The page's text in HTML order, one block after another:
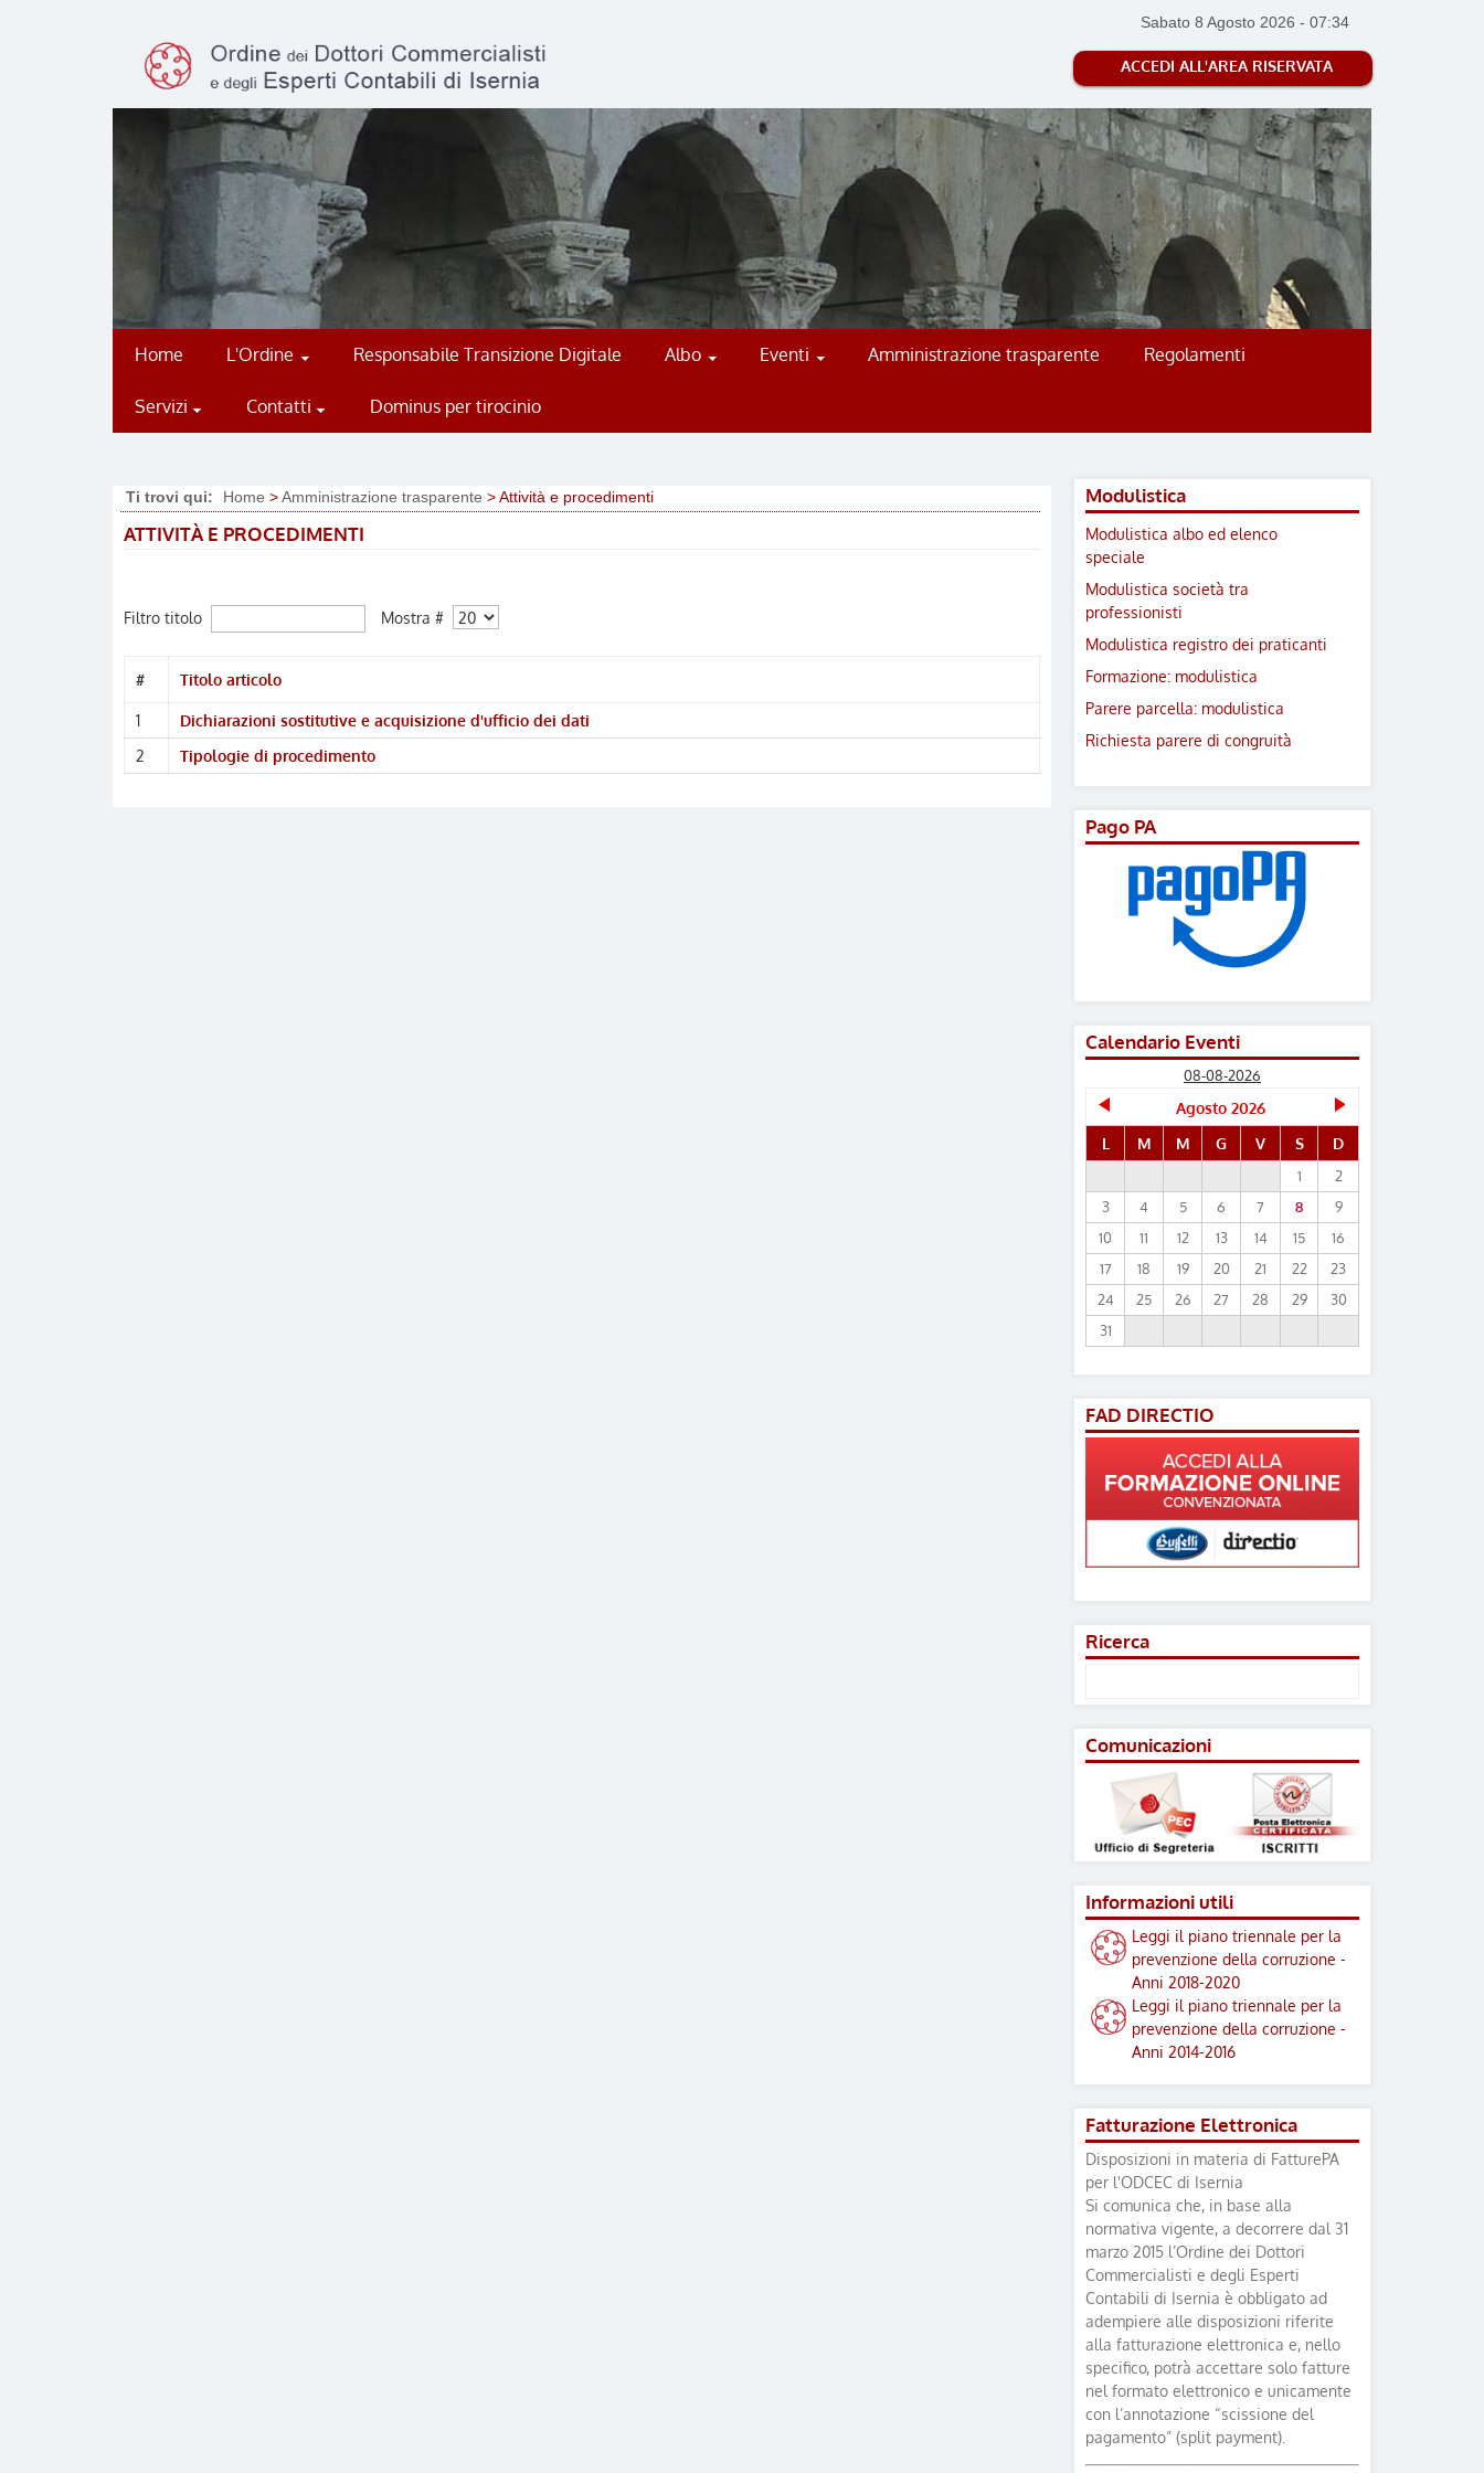
Sabato 8 Agosto 2026 - 07:34
ACCEDI ALL'AREA RISERVATA
Home L'Ordine Responsabile Transizione Digitale Albo Eventi Amministrazione trasparente Regolamenti
Servizi Contatti Dominus per tirocinio
Ti trovi qui: Home >Amministrazione trasparente > Attività e procedimenti
ATTIVITÀ E PROCEDIMENTI
Filtro titolo Mostra #
# Titolo articolo
1
Dichiarazioni sostitutive e acquisizione d'ufficio dei dati
2
Tipologie di procedimento
Modulistica
Modulistica albo ed elenco
speciale
Modulistica società tra
professionisti
Modulistica registro dei praticanti
Formazione: modulistica
Parere parcella: modulistica
Richiesta parere di congruità
Pago PA
Calendario Eventi
08-08-2026
Agosto 2026
L
M M G V S D
1
2
3
4 5 6 7 8
9
10
11 12 13 14 15
16
17
18 19 20 21 22
23
24
25 26 27 28 29
30
31
FAD DIRECTIO
Ricerca
Comunicazioni
Informazioni utili
Leggi il piano triennale per la
prevenzione della corruzione -
Anni 2018-2020
Leggi il piano triennale per la
prevenzione della corruzione -
Anni 2014-2016
Fatturazione Elettronica
Disposizioni in materia di FatturePA
per l'ODCEC di Isernia
Si comunica che, in base alla
normativa vigente, a decorrere dal 31
marzo 2015 l’Ordine dei Dottori
Commercialisti e degli Esperti
Contabili di Isernia è obbligato ad
adempiere alle disposizioni riferite
alla fatturazione elettronica e, nello
specifico, potrà accettare solo fatture
nel formato elettronico e unicamente
con l’annotazione “scissione del
pagamento” (split payment).